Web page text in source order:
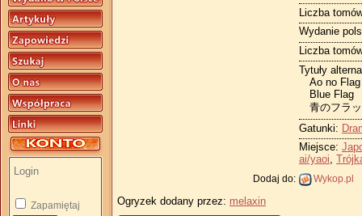
Zapamiętaj
Liczba
Wydanie
Liczba
Tytuły
Ao no Flag
Blue Flag
青のフラ
Gatunki:
Miejsce:
ai/yaoi,
Dodaj do: Wykop.pl
Ogryzek dodany przez: melaxin